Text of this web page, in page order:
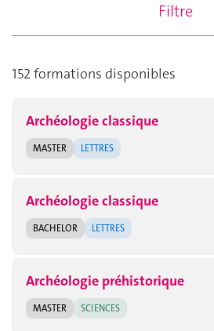
Filtre
152 formations disponibles
Archéologie classique
MASTER LETTRES
Archéologie classique
BACHELOR LETTRES
Archéologie préhistorique
MASTER SCIENCES